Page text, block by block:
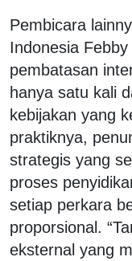
Pembicara
Indonesia
pembatasan
hanya satu kali
kebijakan yang
praktiknya,
strategis yang
proses
setiap perkara
proporsional.
eksternal yang